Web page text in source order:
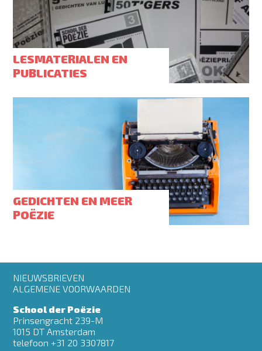
LESMATERIALEN EN
PUBLICATIES
GEDICHTEN EN MEER
POËZIE
Footer
menu
NIEUWSBRIEVEN
ALGEMENE VOORWAARDEN
School der Poëzie
Prinsengracht 239-M
1015 DT Amsterdam
telefoon +31 20 3307817